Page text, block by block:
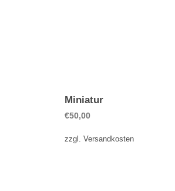
Miniatur
€50,00
zzgl.Versandkosten